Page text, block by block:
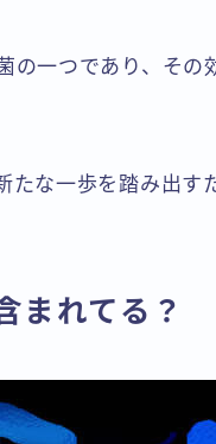
の一つであり、その
たな一歩を踏み出す
まれてる？